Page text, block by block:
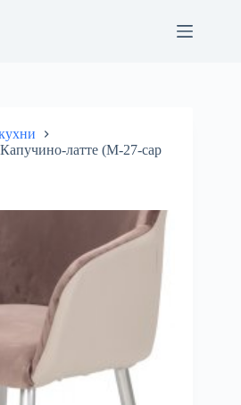
латте (M-27-cap